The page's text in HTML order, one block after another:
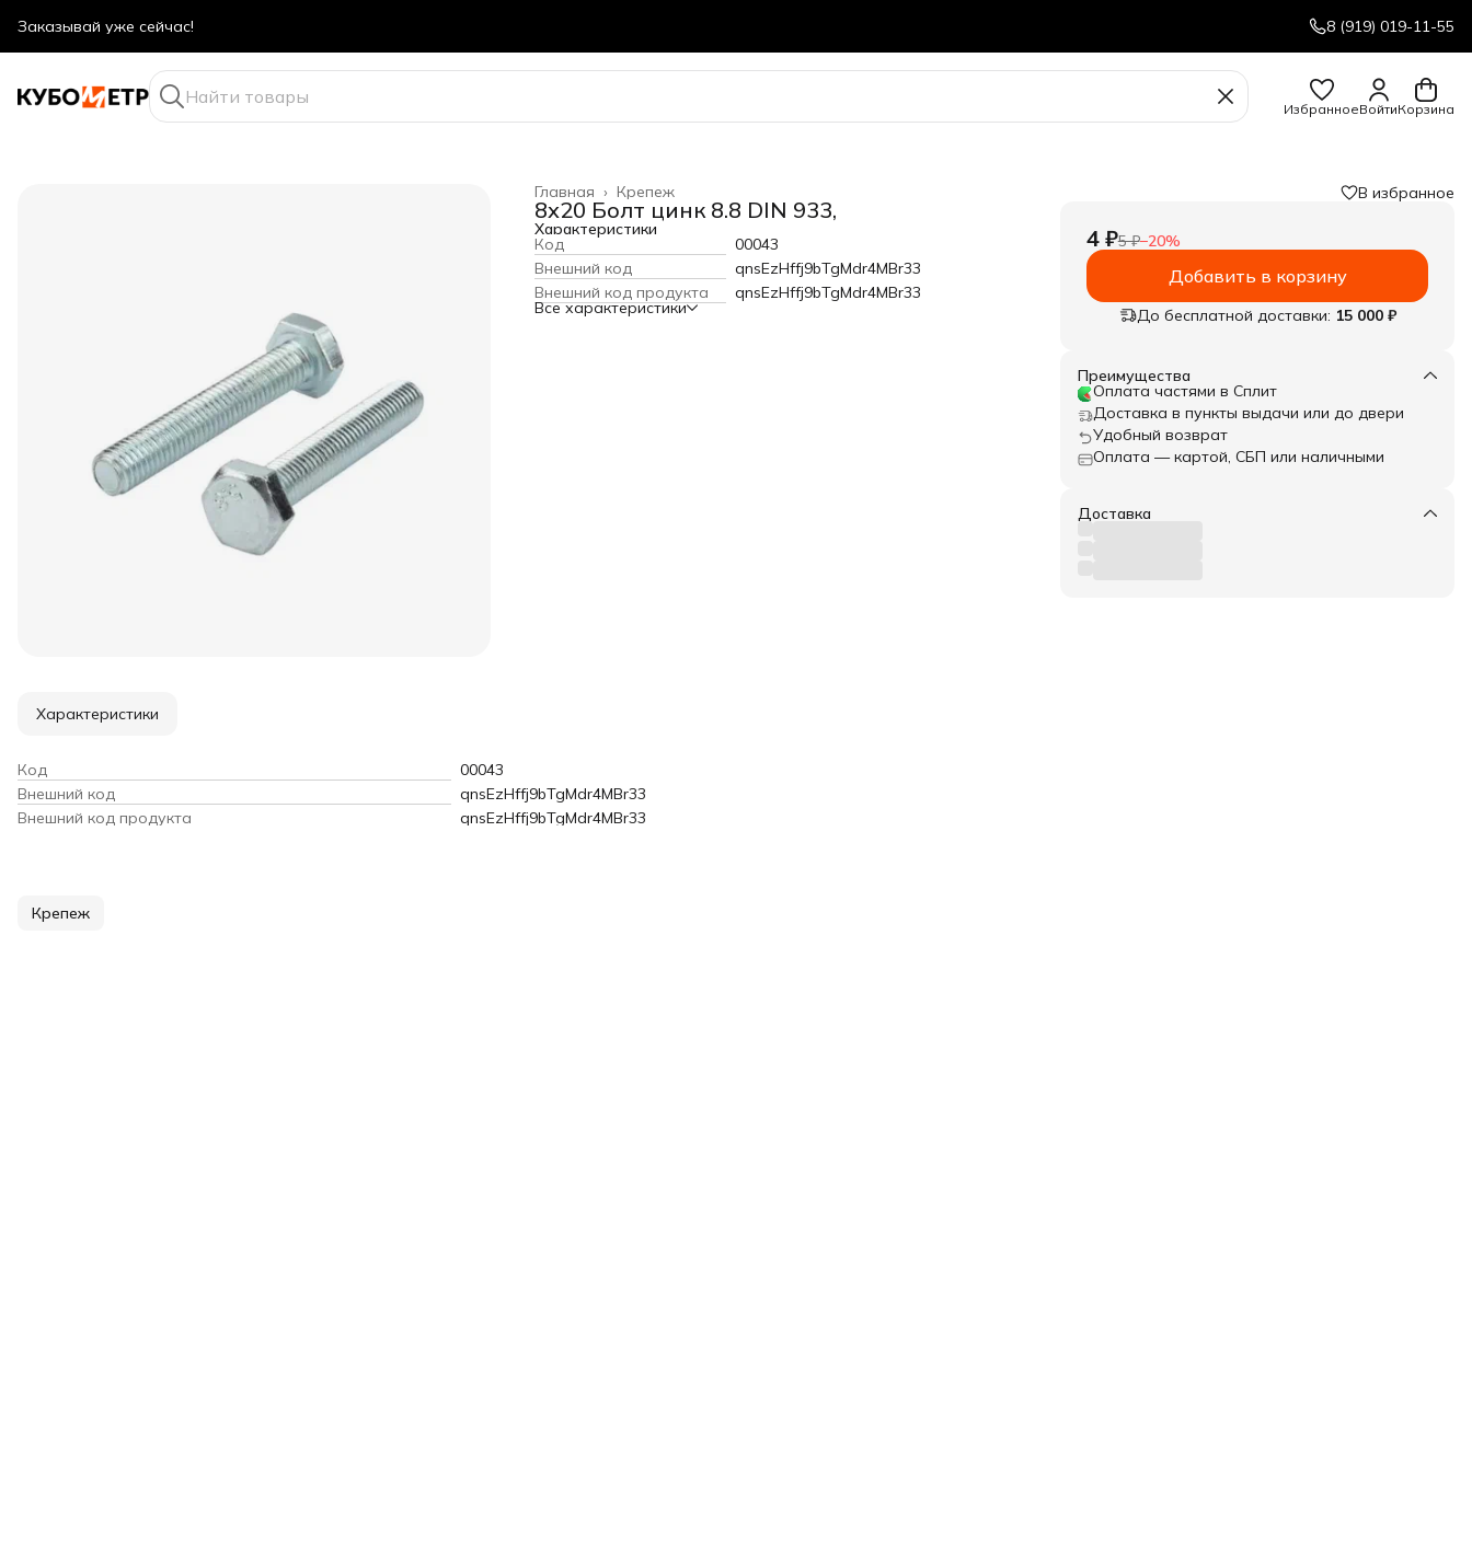
Оптовые цены даже для физ. лиц 8 (919) 019-11-55
ИзбранноеВойтиКорзина
Крепеж
Главная ›
8х20 Болт цинк 8.8 DIN 933,
Характеристики
Код
00043
Внешний код
qnsEzHffj9bTgMdr4MBr33
Внешний код продукта
qnsEzHffj9bTgMdr4MBr33
Все характеристики
В избранное
4 ₽5 ₽−20%
Добавить в корзину
До бесплатной доставки: 15 000 ₽
Преимущества
Оплата частями в Сплит
Доставка в пункты выдачи или до двери
Удобный возврат
Оплата — картой, СБП или наличными
Доставка
Характеристики
Код
00043
Внешний код
qnsEzHffj9bTgMdr4MBr33
Внешний код продукта
qnsEzHffj9bTgMdr4MBr33
Крепеж